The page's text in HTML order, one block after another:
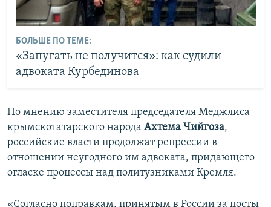
БОЛЬШЕ ПО ТЕМЕ:
«Запугать не получится»: как судили
адвоката Курбединова
По мнению заместителя председателя Меджлиса
крымскотатарского народа Ахтема Чийгоза,
российские власти продолжат репрессии в
отношении неугодного им адвоката, придающего
огласке процессы над политузниками Кремля.
«Согласно поправкам, принятым в России за посты